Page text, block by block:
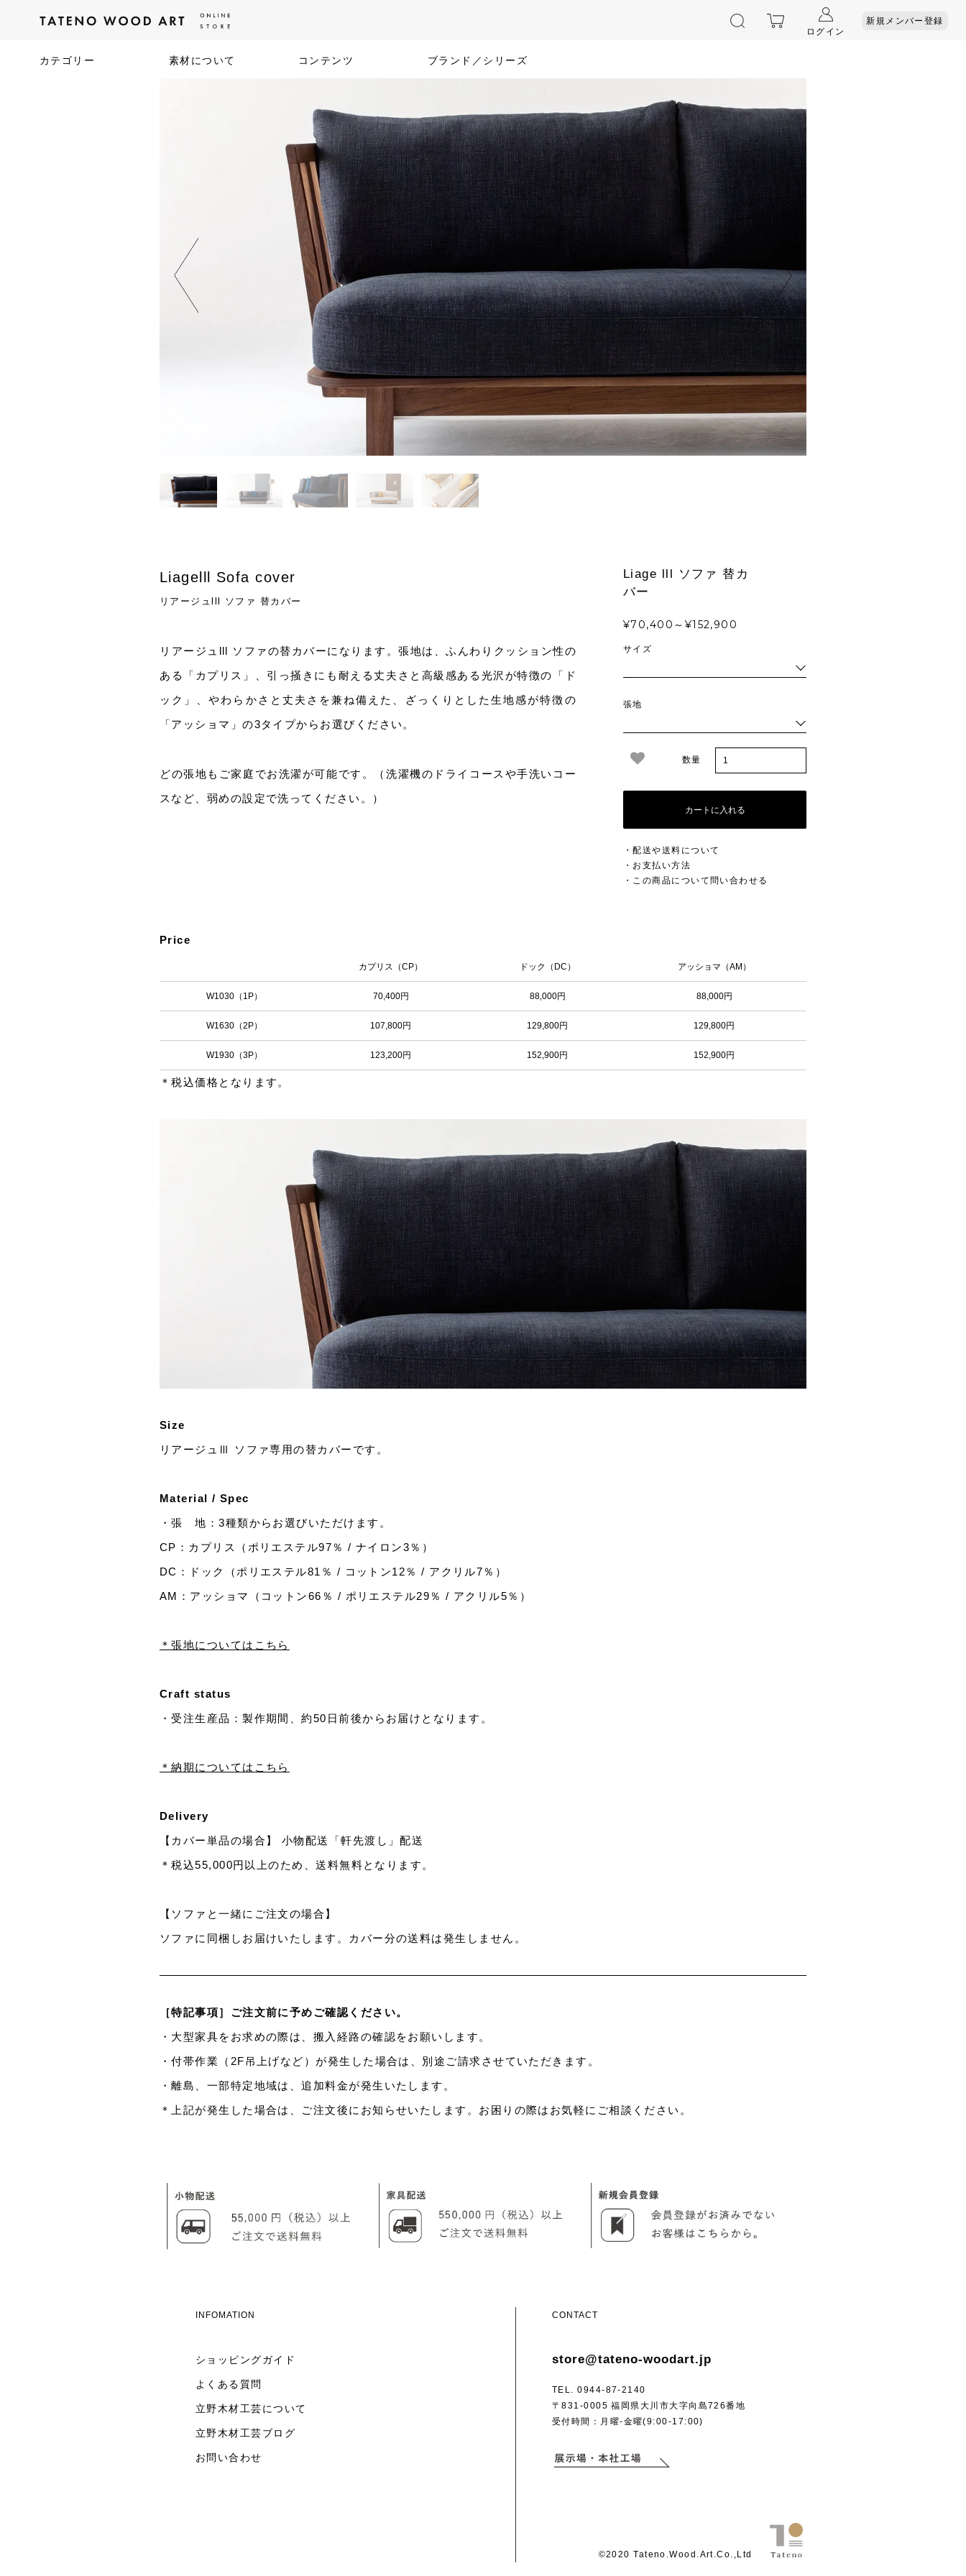
ログイン
新規メンバー登録
カテゴリー 素材について コンテンツ ブランド／シリーズ
Liage lll ソファ 替カ
バー
¥70,400～¥152,900
サイズ
張地
数量
カートに入れる
・配送や送料について
・お支払い方法
・この商品について問い合わせる
Liagelll Sofa cover
リアージュlll ソファ 替カバー
リアージュlll ソファの替カバーになります。張地は、ふんわりクッション性の
ある「カプリス」、引っ掻きにも耐える丈夫さと高級感ある光沢が特徴の「ド
ック」、やわらかさと丈夫さを兼ね備えた、ざっくりとした生地感が特徴の
「アッショマ」の3タイプからお選びください。
どの張地もご家庭でお洗濯が可能です。（洗濯機のドライコースや手洗いコー
スなど、弱めの設定で洗ってください。）
Price
カプリス（CP） ドック（DC） アッショマ（AM）
W1030（1P） 70,400円 88,000円 88,000円
W1630（2P） 107,800円 129,800円 129,800円
W1930（3P） 123,200円 152,900円 152,900円
＊税込価格となります。
Size
リアージュⅢ ソファ専用の替カバーです。
Material / Spec
・張 地：3種類からお選びいただけます。
CP：カプリス（ポリエステル97％ / ナイロン3％）
DC：ドック（ポリエステル81％ / コットン12％ / アクリル7％）
AM：アッショマ（コットン66％ / ポリエステル29％ / アクリル5％）
＊張地についてはこちら
Craft status
・受注生産品：製作期間、約50日前後からお届けとなります。
＊納期についてはこちら
Delivery
【カバー単品の場合】 小物配送「軒先渡し」配送
＊税込55,000円以上のため、送料無料となります。
【ソファと一緒にご注文の場合】
ソファに同梱しお届けいたします。カバー分の送料は発生しません。
［特記事項］ご注文前に予めご確認ください。
・大型家具をお求めの際は、搬入経路の確認をお願いします。
・付帯作業（2F吊上げなど）が発生した場合は、別途ご請求させていただきます。
・離島、一部特定地域は、追加料金が発生いたします。
＊上記が発生した場合は、ご注文後にお知らせいたします。お困りの際はお気軽にご相談ください。
INFOMATION
ショッピングガイド
よくある質問
立野木材工芸について
立野木材工芸ブログ
お問い合わせ
CONTACT
store@tateno-woodart.jp
TEL. 0944-87-2140
〒831-0005 福岡県大川市大字向島726番地
受付時間：月曜-金曜(9:00-17:00)
©2020 Tateno.Wood.Art.Co.,Ltd